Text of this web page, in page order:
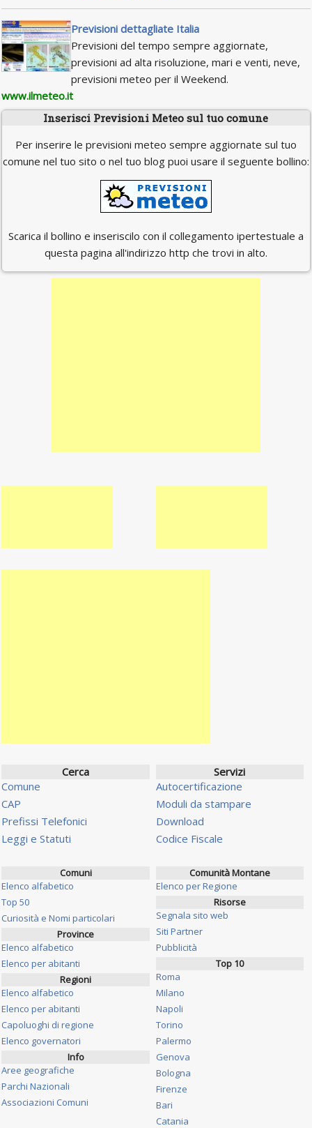
Previsioni dettagliate Italia
Previsioni del tempo sempre aggiornate,
previsioni ad alta risoluzione, mari e venti, neve,
previsioni meteo per il Weekend.
www.ilmeteo.it
Inserisci Previsioni Meteo sul tuo comune
Per inserire le previsioni meteo sempre aggiornate sul tuo
comune nel tuo sito o nel tuo blog puoi usare il seguente bollino:
Scarica il bollino e inseriscilo con il collegamento ipertestuale a
questa pagina all'indirizzo http che trovi in alto.
Cerca
Comune
CAP
Prefissi Telefonici
Leggi e Statuti
Servizi
Autocertificazione
Moduli da stampare
Download
Codice Fiscale
Comuni
Elenco alfabetico
Top 50
Curiosità e Nomi particolari
Province
Elenco alfabetico
Elenco per abitanti
Regioni
Elenco alfabetico
Elenco per abitanti
Capoluoghi di regione
Elenco governatori
Info
Aree geografiche
Parchi Nazionali
Associazioni Comuni
Comunità Montane
Elenco per Regione
Risorse
Segnala sito web
Siti Partner
Pubblicità
Top 10
Roma
Milano
Napoli
Torino
Palermo
Genova
Bologna
Firenze
Bari
Catania